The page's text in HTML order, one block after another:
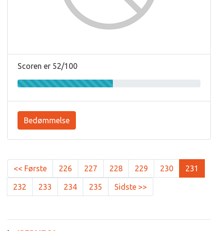
Scoren er 52/100
Bedømmelse
<< Første 226 227 228 229 230 231
232 233 234 235 Sidste >>